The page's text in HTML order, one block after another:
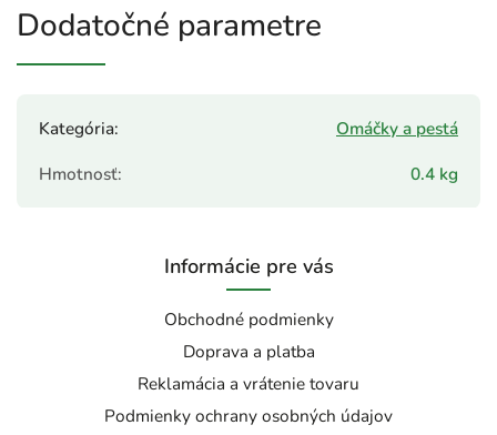
Dodatočné parametre
Kategória:
Omáčky a pestá
Hmotnosť: 0.4 kg
Informácie pre vás
Obchodné podmienky
Doprava a platba
Reklamácia a vrátenie tovaru
Podmienky ochrany osobných údajov